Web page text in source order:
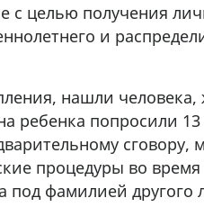
с целью получения
и
нашли
ребенка попросили
сговору,
процедуры во
под фамилией другого